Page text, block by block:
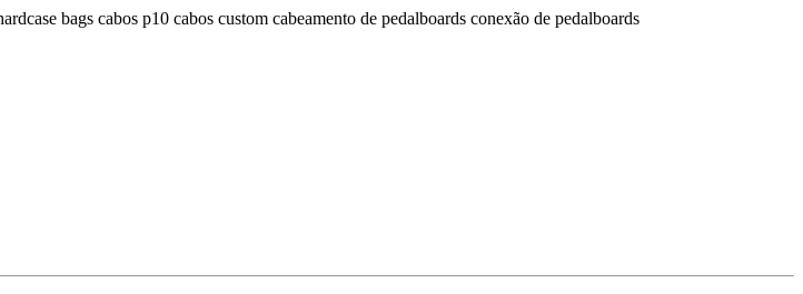
bags cabos p10 cabos custom cabeamento de pedalboards conexão de pedalboards